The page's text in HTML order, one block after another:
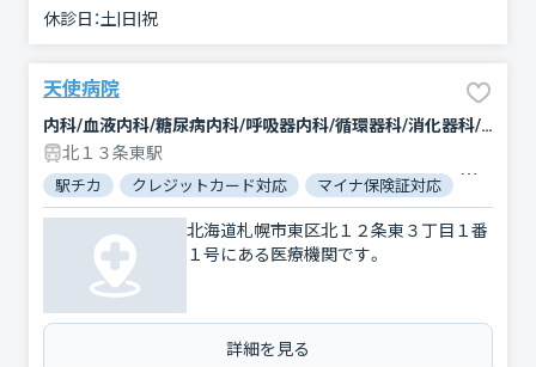
休診日：土|日|祝
天使病院
内科/血液内科/糖尿病内科/呼吸器内科/循環器科/消化器科/腎臓内科・外科/外科/乳腺外科/整形外科/小児科/小児外科/産婦人科/眼科/耳鼻咽喉科/精神科・神経科/放射線科/麻酔科
北１３条東駅
駅チカ クレジットカード対応 マイナ保険証対応
北海道札幌市東区北１２条東３丁目１番
１号にある医療機関です。
詳細を見る